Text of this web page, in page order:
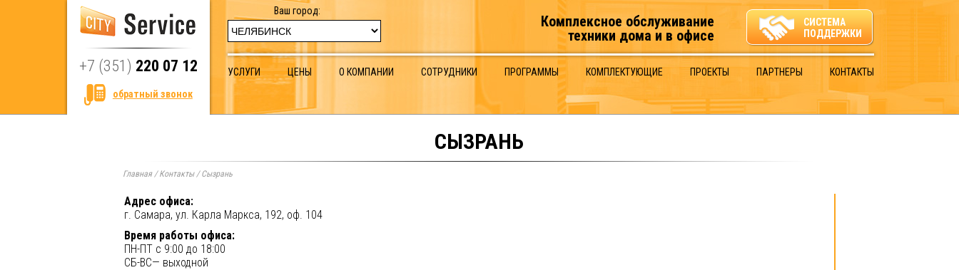
+7 (351) 220 07 12
обратный звонок
Ваш город:
СИСТЕМА
ПОДДЕРЖКИ
Комплексное обслуживание
техники дома и в офисе
УСЛУГИ ЦЕНЫ О КОМПАНИИ СОТРУДНИКИ ПРОГРАММЫ КОМПЛЕКТУЮЩИЕ ПРОЕКТЫ ПАРТНЕРЫ КОНТАКТЫ
СЫЗРАНЬ
Главная/Контакты/Сызрань
Адрес офиса:
г. Самара, ул. Карла Маркса, 192, оф. 104
Время работы офиса:
ПН-ПТ с 9:00 до 18:00
СБ-ВС— выходной